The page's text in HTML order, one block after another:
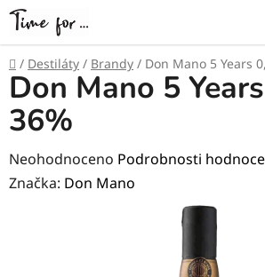
Přejít
obsah
Domů
/ Destiláty / Brandy / Don Mano 5 Years
Don Mano 5
36%
Průměrné
hodnocení
Neohodnoceno Podrobnosti
Značka: Don Mano